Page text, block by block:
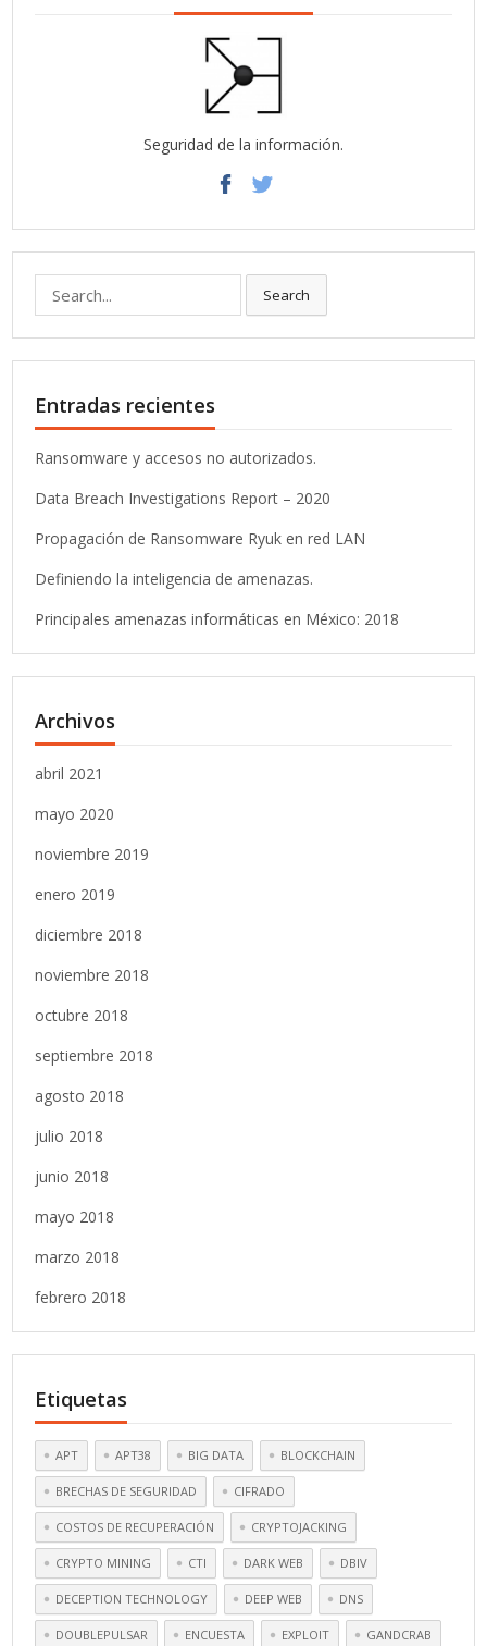
Seguridad de la información.
for:
Search
Entradas recientes
Ransomware y accesos no autorizados.
Data Breach Investigations Report – 2020
Propagación de Ransomware Ryuk en red LAN
Definiendo la inteligencia de amenazas.
Principales amenazas informáticas en México: 2018
Archivos
abril 2021
mayo 2020
noviembre 2019
enero 2019
diciembre 2018
noviembre 2018
octubre 2018
septiembre 2018
agosto 2018
julio 2018
junio 2018
mayo 2018
marzo 2018
febrero 2018
Etiquetas
APT APT38 BIG DATA BLOCKCHAIN
BRECHAS DE SEGURIDAD CIFRADO
COSTOS DE RECUPERACIÓN CRYPTOJACKING
CRYPTO MINING CTI DARK WEB DBIV
DECEPTION TECHNOLOGY DEEP WEB DNS
DOUBLEPULSAR ENCUESTA EXPLOIT GANDCRAB